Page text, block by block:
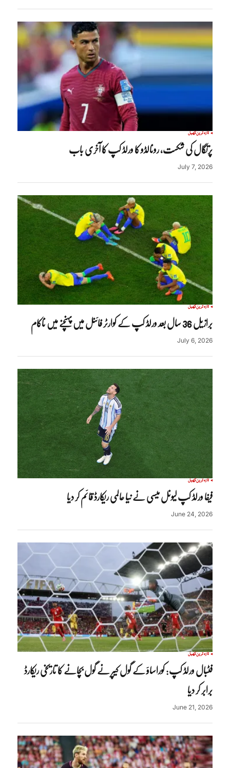
تازہ ترینکھیل
پرتگال کی شکست، رونالڈو کا ورلڈ کپ کا آخری باب
July 7, 2026
تازہ ترینکھیل
برازیل 36 سال بعد ورلڈ کپ کے کوارٹر فائنل میں پہنچنے میں ناکام
July 6, 2026
تازہ ترینکھیل
فیفا ورلڈ کپ لیونل میسی نے نیا عالمی ریکارڈ قائم کر دیا
June 24, 2026
تازہ ترینکھیل
فٹبال ورلڈ کپ: کوراساؤ کے گول کیپر نے گول بچانے کا تاریخی ریکارڈ
برابر کر دیا
June 21, 2026